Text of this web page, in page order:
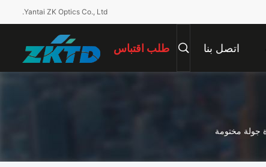
Yantai ZK Optics Co., Ltd.
اتصل بنا طلب اقتباس